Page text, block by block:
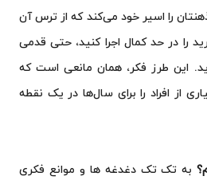
را اسیر خود می‌کند که از ترس آن
را در حد کمال اجرا کنید، حتی قدمی
این طرز فکر، همان مانعی است که
از افراد را برای سال‌ها در یک نقطه
به تک تک دغدغه ها و موانع فکری